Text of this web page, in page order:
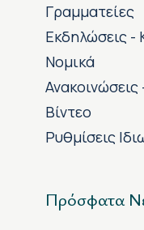
Γραμματείες
Εκδηλώσεις -
Νομικά
Ανακοινώσεις
Βίντεο
Ρυθμίσεις
Πρόσφατα